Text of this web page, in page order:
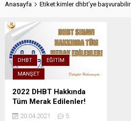
Anasayfa Etiket:kimler dhbt’ye başvurabilir
DHBT EĞITIM
MANŞET
2022 DHBT Hakkında
Tüm Merak Edilenler!
20.04.2021
5